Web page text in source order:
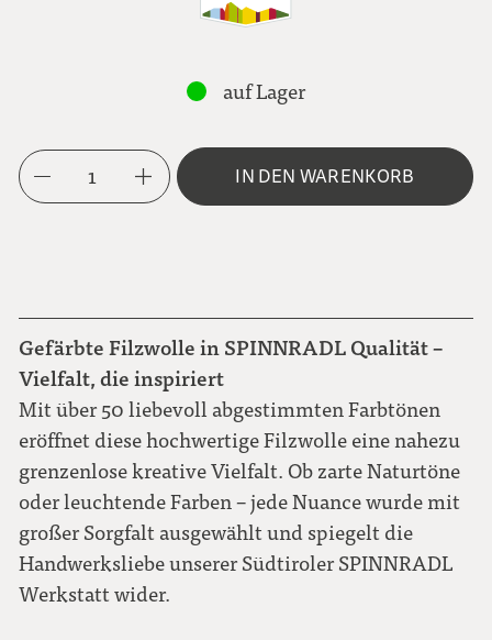
auf Lager
1 IN DEN WARENKORB
Gefärbte Filzwolle in SPINNRADL Qualität –
Vielfalt, die inspiriert
Mit über 50 liebevoll abgestimmten Farbtönen
eröffnet diese hochwertige Filzwolle eine nahezu
grenzenlose kreative Vielfalt. Ob zarte Naturtöne
oder leuchtende Farben – jede Nuance wurde mit
großer Sorgfalt ausgewählt und spiegelt die
Handwerksliebe unserer Südtiroler SPINNRADL
Werkstatt wider.